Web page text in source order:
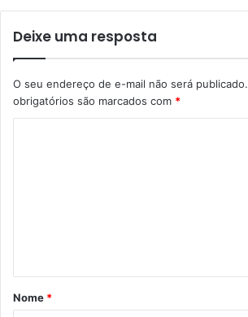
Deixe uma resposta
O seu endereço de e-mail não será publicado.
obrigatórios são marcados com *
Nome *